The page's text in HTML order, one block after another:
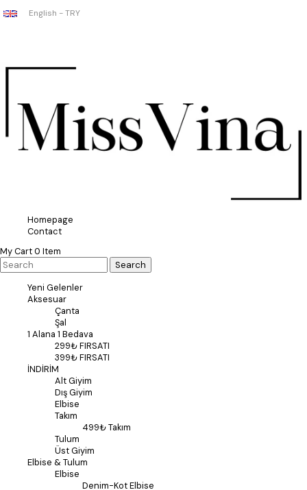
English - TRY
Homepage
Contact
My Cart0 Item
Yeni Gelenler
Aksesuar
Çanta
Şal
1 Alana 1 Bedava
299₺ FIRSATI
399₺ FIRSATI
İNDİRİM
Alt Giyim
Dış Giyim
Elbise
Takım
499₺ Takım
Tulum
Üst Giyim
Elbise & Tulum
Elbise
Denim-Kot Elbise